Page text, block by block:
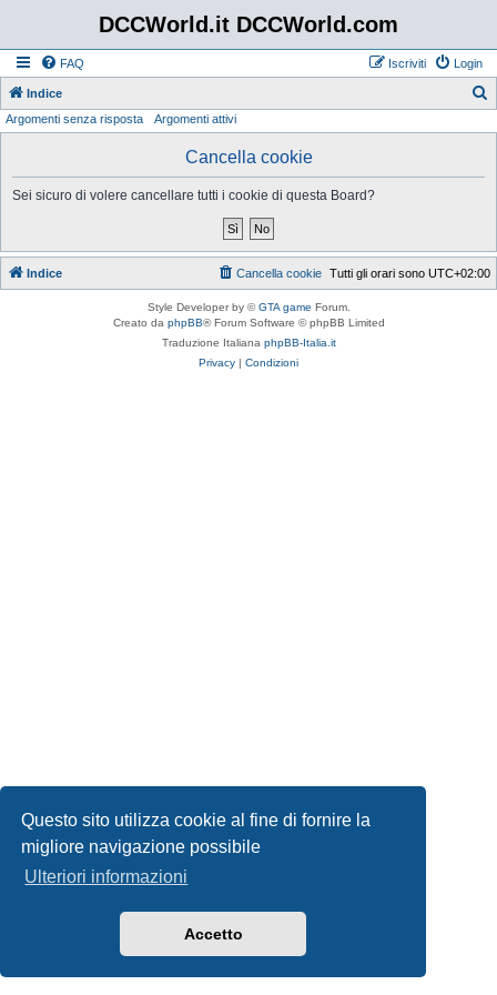
Questo sito utilizza cookie al fine di fornire la
migliore navigazione possibile
Ulteriori informazioni
Accetto
DCCWorld.it DCCWorld.com
FAQ Login
Iscriviti
Indice
Argomenti senza risposta Argomenti attivi
Cancella cookie
Sei sicuro di volere cancellare tutti i cookie di questa Board?
Indice Tutti gli orari sono UTC+02:00
Cancella cookie
Style Developer by ©GTA game Forum.
Creato da phpBB® Forum Software © phpBB Limited
Traduzione Italiana phpBB-Italia.it
Privacy | Condizioni